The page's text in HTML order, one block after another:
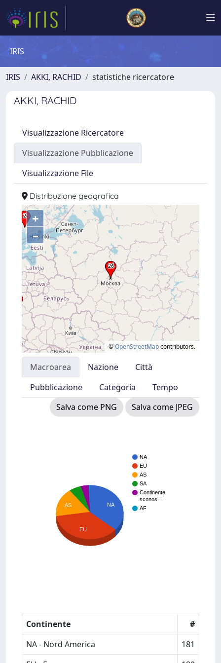
IRIS
IRIS AKKI, RACHID statistiche ricercatore
AKKI, RACHID
Visualizzazione Ricercatore
Visualizzazione Pubblicazione
Visualizzazione File
Distribuzione geografica
+
–
©OpenStreetMapcontributors.
Macroarea Nazione
Città
Pubblicazione
Categoria
Tempo
Salva come PNG
Salva come JPEG
NA
EU
AS
SA
Continente
sconos…
AF
NA
AS
EU
Continente
#
NA - Nord America
181